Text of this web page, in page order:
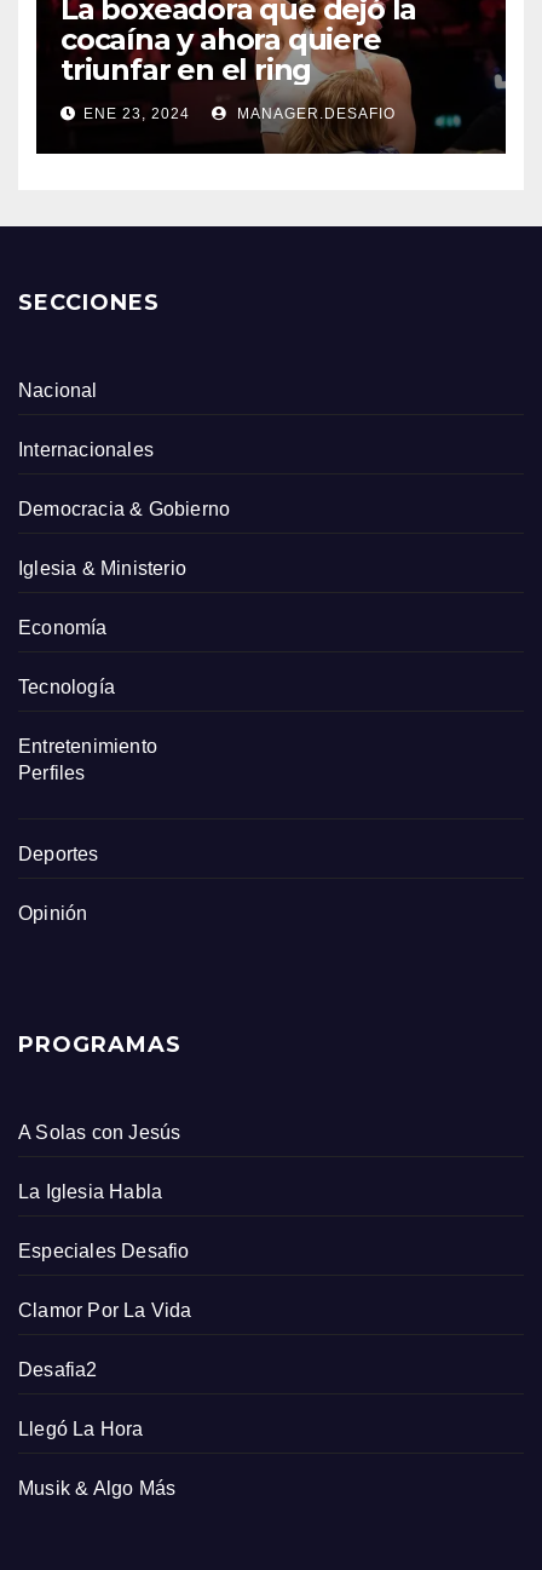
La boxeadora que dejó la
cocaína y ahora quiere
triunfar en el ring​
ENE 23, 2024 MANAGER.DESAFIO
SECCIONES
Nacional
Internacionales
Democracia & Gobierno
Iglesia & Ministerio
Economía
Tecnología
Entretenimiento
Perfiles
Deportes
Opinión
PROGRAMAS
A Solas con Jesús
La Iglesia Habla
Especiales Desafio
Clamor Por La Vida
Desafia2
Llegó La Hora
Musik & Algo Más